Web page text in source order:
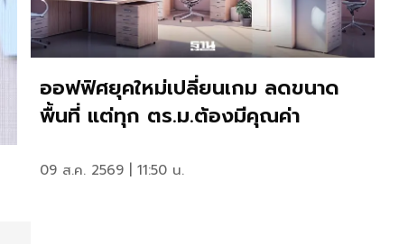
ออฟฟิศยุคใหม่เปลี่ยนเกม ลดขนาด
พื้นที่ แต่ทุก ตร.ม.ต้องมีคุณค่า
09 ส.ค. 2569 | 11:50 น.